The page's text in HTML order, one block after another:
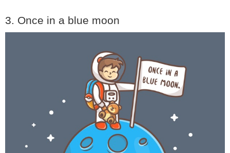
3. Once in a blue moon